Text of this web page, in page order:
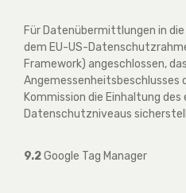
Für Datenübermittlungen in
dem EU-US-
Framework) angeschlossen,
Angemessenheitsbeschlusses
Kommission die Einhaltung des
Datenschutzniveaus
9.2Google Tag Manager